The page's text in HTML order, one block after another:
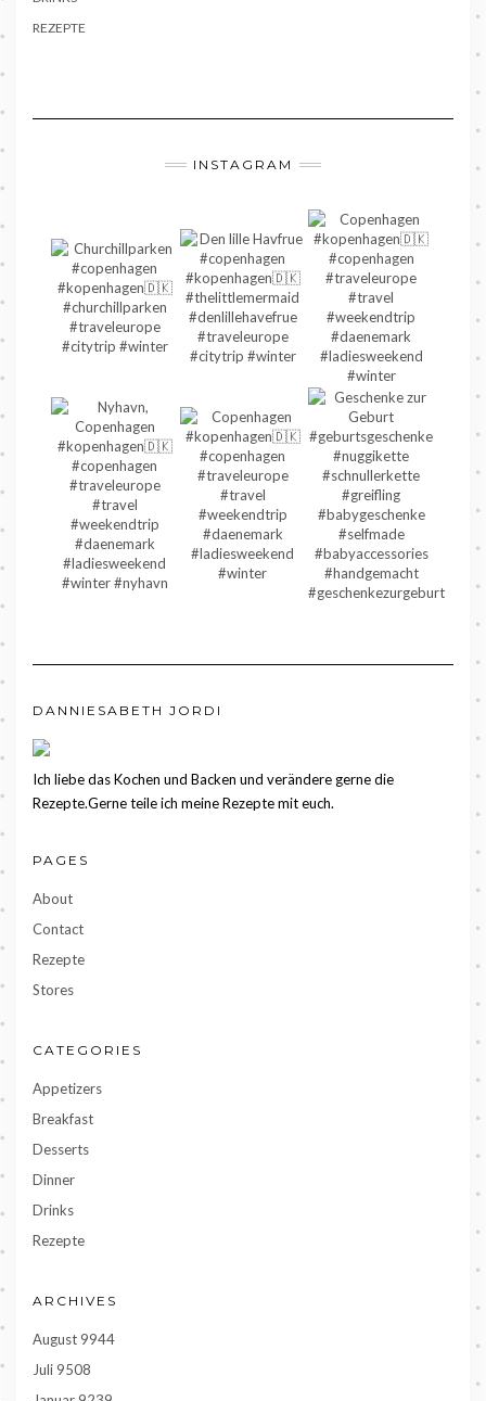
REZEPTE
INSTAGRAM
DANNIESABETH JORDI
Ich liebe das Kochen und Backen und verändere gerne die
Rezepte.Gerne teile ich meine Rezepte mit euch.
PAGES
About
Contact
Rezepte
Stores
CATEGORIES
Appetizers
Breakfast
Desserts
Dinner
Drinks
Rezepte
ARCHIVES
August 9944
Juli 9508